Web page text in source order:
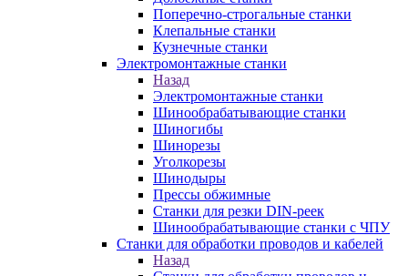
Поперечно-строгальные станки
Клепальные станки
Кузнечные станки
Электромонтажные станки
Назад
Электромонтажные станки
Шинообрабатывающие станки
Шиногибы
Шинорезы
Уголкорезы
Шинодыры
Прессы обжимные
Станки для резки DIN-реек
Шинообрабатывающие станки с ЧПУ
Станки для обработки проводов и кабелей
Назад